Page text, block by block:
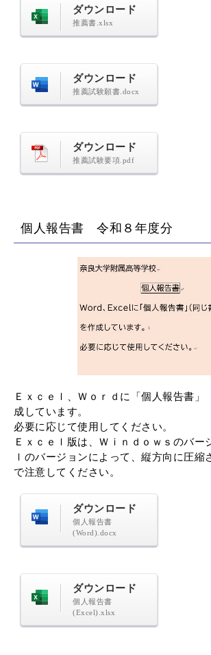
ダウンロード
推薦書.xlsx
ダウンロード
推薦試験願書.docx
ダウンロード
推薦試験要項.pdf
個人報告書 令和８年度分
Ｅｘｃｅｌ、Ｗｏｒｄに「個人報告書」
成しています。
必要に応じて使用してください。
Ｅｘｃｅｌ版は、Ｗｉｎｄｏｗｓのバー
ｌのバージョンによって、縦方向に圧縮
で注意してください。
ダウンロード
個人報告書
(Word).docx
ダウンロード
個人報告書
(Excel).xlsx